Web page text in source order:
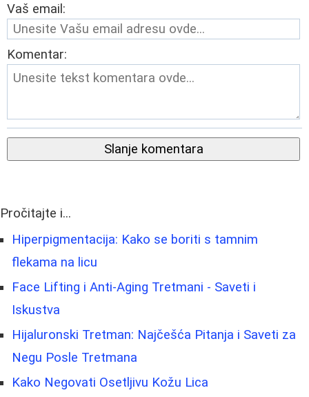
Vaš email:
Komentar:
Slanje komentara
Pročitajte i...
Hiperpigmentacija: Kako se boriti s tamnim
flekama na licu
Face Lifting i Anti-Aging Tretmani - Saveti i
Iskustva
Hijaluronski Tretman: Najčešća Pitanja i Saveti za
Negu Posle Tretmana
Kako Negovati Osetljivu Kožu Lica